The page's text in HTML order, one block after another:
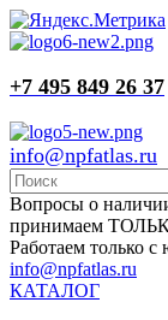
+7 495 849 26 37
info@npfatlas.ru
Вопросы о
принимаем
Работаем только
info@npfatlas.ru
КАТАЛОГ